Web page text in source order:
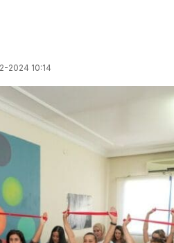
2024 10:14